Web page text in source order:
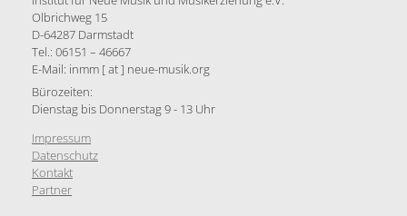
Olbrichweg 15
D-64287 Darmstadt
Tel.: 06151 – 46667
E-Mail: inmm [ at ] neue-musik.org
Bürozeiten:
Dienstag bis Donnerstag 9 - 13 Uhr
Impressum
Datenschutz
Kontakt
Partner